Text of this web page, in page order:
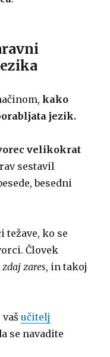
kako
jezik.
velikokrat
sestavil
besedni
težave, ko se
Človek
zdaj zares, in takoj
vašučitelj
se navadite